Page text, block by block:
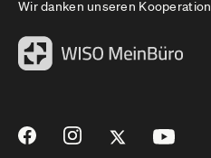
Wir danken unseren